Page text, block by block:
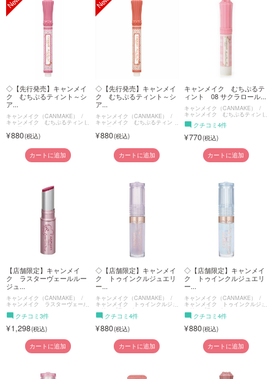
◇【先行発売】キャンメイ
ク むちぷるティント～シ
ア...
キャンメイク（CANMAKE）
キャンメイク むちぷるティント
880
カートに追加
◇【先行発売】キャンメイ
ク むちぷるティント～シ
ア...
キャンメイク（CANMAKE）
キャンメイク むちぷるティント
880
カートに追加
キャンメイク むちぷるテ
ィント 08 サクラロール...
キャンメイク（CANMAKE）
キャンメイク むちぷるティント
クチコミ4件
770
カートに追加
【店舗限定】キャンメイ
ク ラスターヴェールルー
ジュ...
キャンメイク（CANMAKE）
キャンメイク ラスターヴェール
クチコミ3件
1,298
カートに追加
◇【店舗限定】キャンメイ
ク トゥインクルジュエリ
ー...
キャンメイク（CANMAKE）
キャンメイク トゥインクルジュ
エリープランパー
クチコミ4件
880
カートに追加
◇【店舗限定】キャンメイ
ク トゥインクルジュエリ
ー...
キャンメイク（CANMAKE）
キャンメイク トゥインクルジュ
エリープランパー
クチコミ4件
880
カートに追加